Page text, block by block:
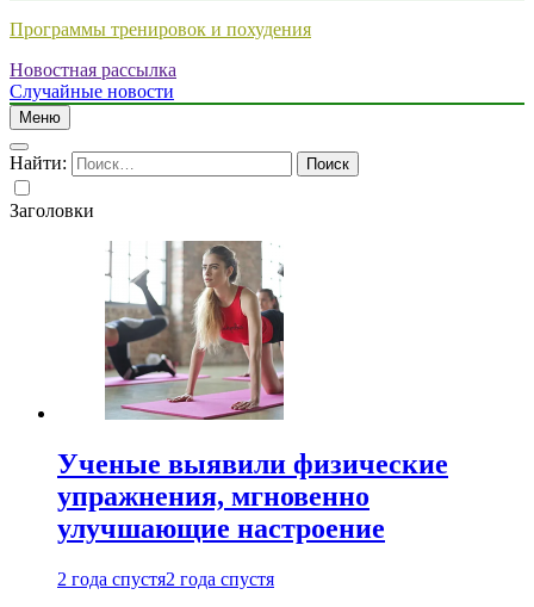
Программы тренировок и похудения
Новостная рассылка
Случайные новости
Меню
Найти:
Заголовки
Ученые выявили физические
упражнения, мгновенно
улучшающие настроение
2 года спустя2 года спустя